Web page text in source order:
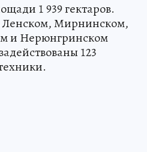
1 939 гектаров.
Ленском, Мирнинском,
и Нерюнгринском
123